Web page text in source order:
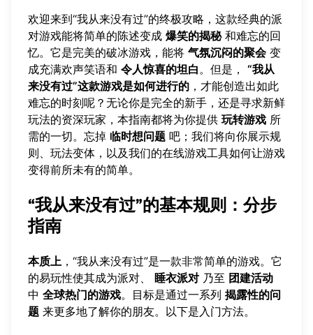
欢迎来到“我从来没有过”的终极攻略，这款经典的派
对游戏能将简单的陈述变成 爆笑的揭秘和难忘的回
忆。它是完美的破冰游戏，能将 气氛沉闷的聚会变
成充满欢声笑语和 令人惊喜的坦白 。但是， “我从
来没有过”这款游戏是如何进行的 ，才能创造出如此
难忘的时刻呢？无论你是完全的新手，还是寻求新鲜
玩法的资深玩家，本指南都将为你提供 玩转游戏 所
需的一切。忘掉 临时想问题 吧；我们将向你展示规
则、玩法变体，以及我们的在线游戏工具如何让游戏
变得前所未有的简单。
“我从来没有过”的基本规则：分步
指南
本质上 ，“我从来没有过”是一款非常简单的游戏。它
的易玩性使其成为派对、 睡衣派对 乃至 团建活动
中 全球热门的游戏。目标是通过一系列 揭露性的问
题 来更多地了解你的朋友。以下是入门方法。